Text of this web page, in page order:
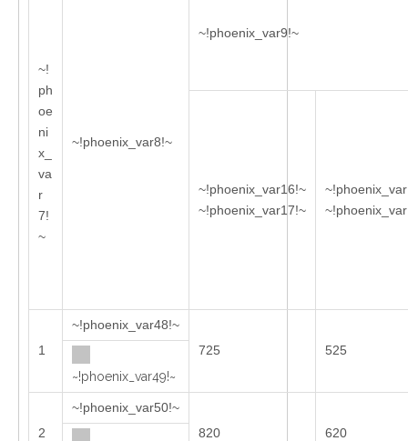
~!
ph
oe
ni
x_
va
r
7!
~
~!phoenix_var8!~
~!phoenix_var9!~
~!phoenix_var16!~
~!phoenix_var17!~
1
~!phoenix_var48!~
725
525
~!phoenix_var49!~
2
~!phoenix_var50!~
820
620